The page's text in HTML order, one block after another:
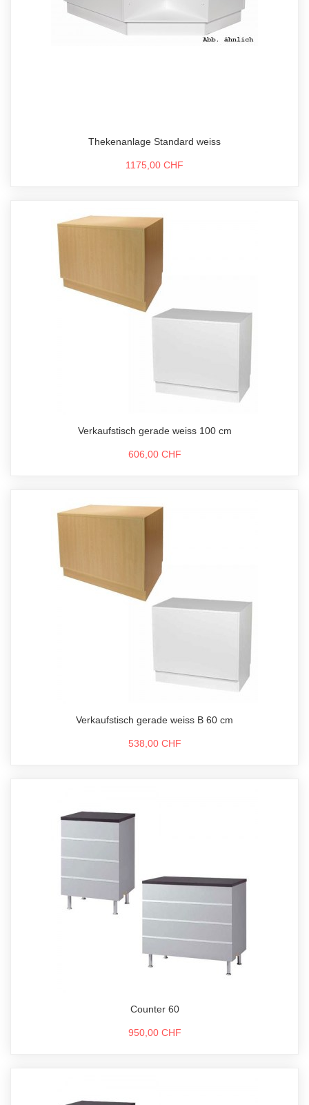
Thekenanlage Standard weiss
1175,00 CHF
Verkaufstisch gerade weiss 100 cm
606,00 CHF
Verkaufstisch gerade weiss B 60 cm
538,00 CHF
Counter 60
950,00 CHF